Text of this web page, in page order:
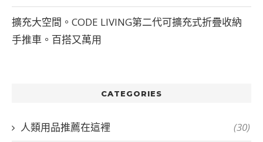
擴充大空間。CODE LIVING第二代可擴充式折疊收納
手推車。百搭又萬用
CATEGORIES
人類用品推薦在這裡 (30)